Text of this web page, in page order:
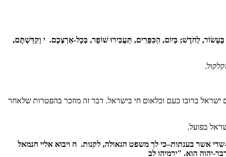
לַחֹדֶשׁ; בְּיוֹם, הַכִּפֻּרִים, תַּעֲבִירוּ שׁוֹפָר, בְּכָל-אַרְצְכֶם. י וְקִדַּשְׁתֶּם,
ישראל ברובו כעם וכלאום חי בישראל. דבר זה מוזכר בהפטרות שלאחר
בפועל.
אשר בענתות–כי לך משפט הגאולה, לקנות. ח ויבוא אליי חנמאל
יהוה הוא. "ירמיהו לב